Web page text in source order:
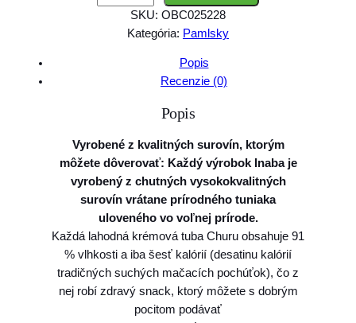
a
m
l
s
o
k
I
n
a
SKU: OBC025228
Kategória: Pamlsky
Popis
Recenzie (0)
Popis
Vyrobené z kvalitných surovín, ktorým
môžete dôverovať: Každý výrobok Inaba je
vyrobený z chutných vysokokvalitných
surovín vrátane prírodného tuniaka
uloveného vo voľnej prírode.
Každá lahodná krémová tuba Churu obsahuje 91
% vlhkosti a iba šesť kalórií (desatinu kalórií
tradičných suchých mačacích pochúťok), čo z
nej robí zdravý snack, ktorý môžete s dobrým
pocitom podávať